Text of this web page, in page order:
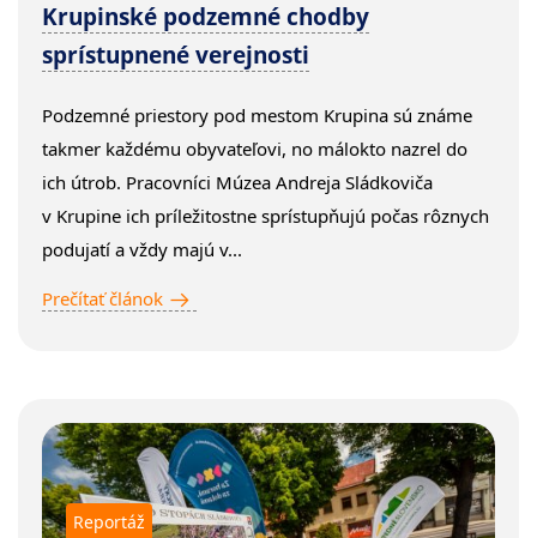
Krupinské podzemné chodby
sprístupnené verejnosti
Podzemné priestory pod mestom Krupina sú známe
takmer každému obyvateľovi, no málokto nazrel do
ich útrob. Pracovníci Múzea Andreja Sládkoviča
v Krupine ich príležitostne sprístupňujú počas rôznych
podujatí a vždy majú v...
Prečítať článok
Reportáž